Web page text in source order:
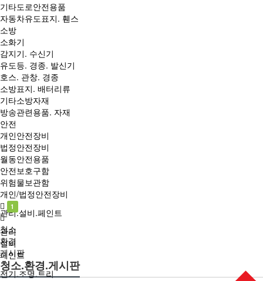
기타도로안전용품
자동차유도표지. 휀스
소방
소화기
감지기. 수신기
유도등. 경종. 발신기
호스. 관창. 경종
소방표지. 배터리류
기타소방자재
방송관련용품. 자재
안전
개인안전장비
법정안전장비
월동안전용품
안전보호구함
위험물보관함
개인/법정안전장비
관리.설비.페인트
관리
설비
페인트
전기.조명.트리
1
청소
환경
게시판
청소.환경.게시판